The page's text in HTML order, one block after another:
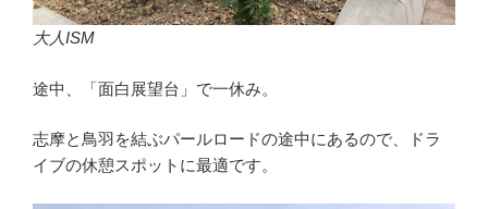
大人ISM
途中、「面白展望台」で一休み。
志摩と鳥羽を結ぶパールロードの途中にあるので、ドラ
イブの休憩スポットに最適です。